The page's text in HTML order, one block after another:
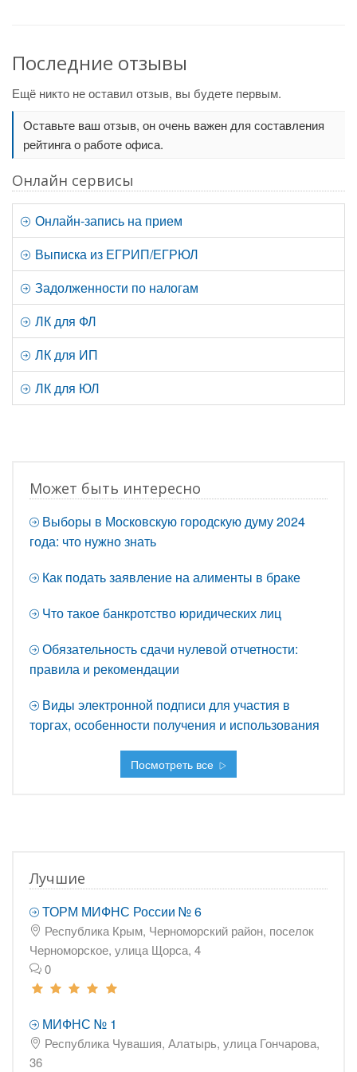
Последние отзывы
Ещё никто не оставил отзыв, вы будете первым.
Оставьте ваш отзыв, он очень важен для составления
рейтинга о работе офиса.
Онлайн сервисы
Онлайн-запись на прием
Выписка из ЕГРИП/ЕГРЮЛ
Задолженности по налогам
ЛК для ФЛ
ЛК для ИП
ЛК для ЮЛ
Может быть интересно
Выборы в Московскую городскую думу 2024
года: что нужно знать
Как подать заявление на алименты в браке
Что такое банкротство юридических лиц
Обязательность сдачи нулевой отчетности:
правила и рекомендации
Виды электронной подписи для участия в
торгах, особенности получения и использования
Посмотреть все
Лучшие
ТОРМ МИФНС России № 6
Республика Крым, Черноморский район, поселок
Черноморское, улица Щорса, 4
0
МИФНС № 1
Республика Чувашия, Алатырь, улица Гончарова,
36